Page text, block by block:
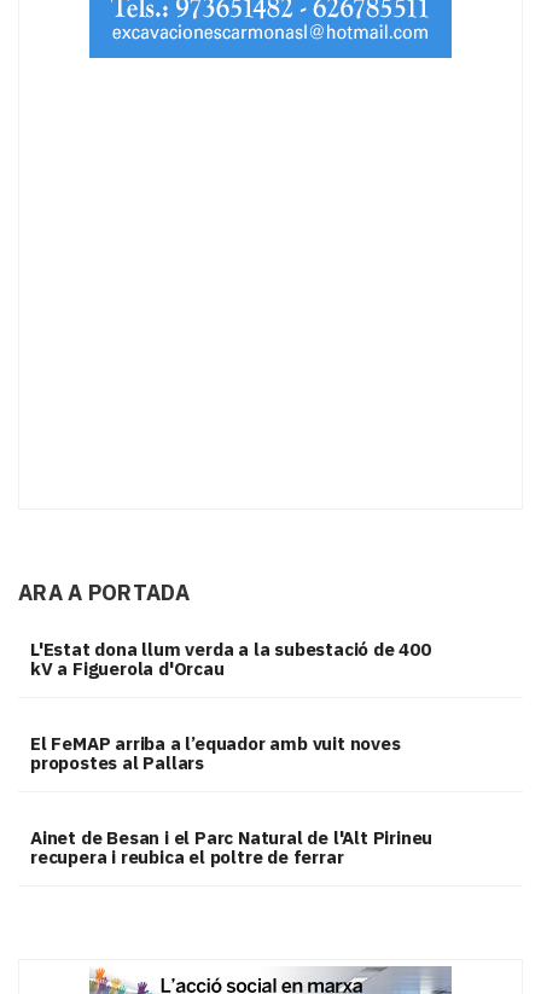
ARA A PORTADA
L'Estat dona llum verda a la subestació de 400
kV a Figuerola d'Orcau
El FeMAP arriba a l’equador amb vuit noves
propostes al Pallars
Ainet de Besan i el Parc Natural de l'Alt Pirineu
recupera i reubica el poltre de ferrar